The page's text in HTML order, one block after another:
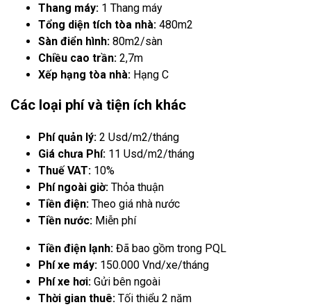
Thang máy: 1 Thang máy
Tổng diện tích tòa nhà: 480m2
Sàn điển hình: 80m2/sàn
Chiều cao trần: 2,7m
Xếp hạng tòa nhà: Hạng C
Các loại phí và tiện ích khác
Phí quản lý: 2 Usd/m2/tháng
Giá chưa Phí: 11 Usd/m2/tháng
Thuế VAT: 10%
Phí ngoài giờ: Thỏa thuận
Tiền điện: Theo giá nhà nước
Tiền nước: Miễn phí
Tiền điện lạnh: Đã bao gồm trong PQL
Phí xe máy: 150.000 Vnd/xe/tháng
Phí xe hơi: Gửi bên ngoài
Thời gian thuê: Tối thiểu 2 năm